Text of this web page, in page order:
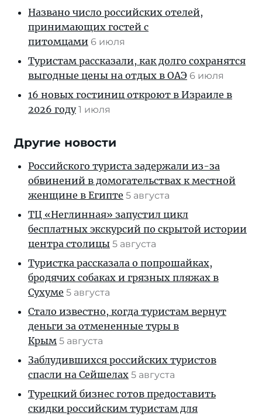
Названо число российских отелей,
принимающих гостей с
питомцами 6 июля
Туристам рассказали, как долго сохранятся
выгодные цены на отдых в ОАЭ 6 июля
16 новых гостиниц откроют в Израиле в
2026 году 1 июля
Другие новости
Российского туриста задержали из-за
обвинений в домогательствах к местной
женщине в Египте 5 августа
ТЦ «Неглинная» запустил цикл
бесплатных экскурсий по скрытой истории
центра столицы 5 августа
Туристка рассказала о попрошайках,
бродячих собаках и грязных пляжах в
Сухуме 5 августа
Стало известно, когда туристам вернут
деньги за отмененные туры в
Крым 5 августа
Заблудившихся российских туристов
спасли на Сейшелах 5 августа
Турецкий бизнес готов предоставить
скидки российским туристам для